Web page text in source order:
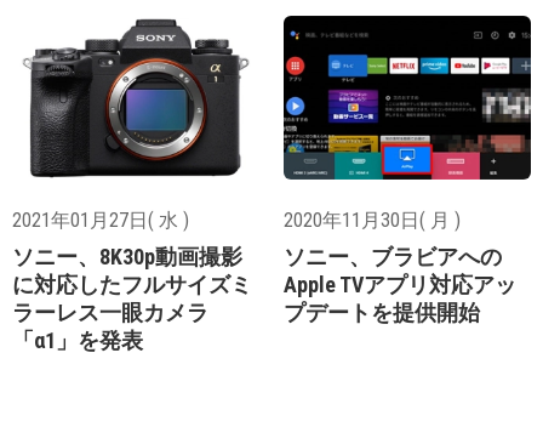
2021年01月27日( 水 )
ソニー、8K30p動画撮影
に対応したフルサイズミ
ラーレス一眼カメラ
「α1」を発表
2020年11月30日( 月 )
ソニー、ブラビアへの
Apple TVアプリ対応アッ
プデートを提供開始